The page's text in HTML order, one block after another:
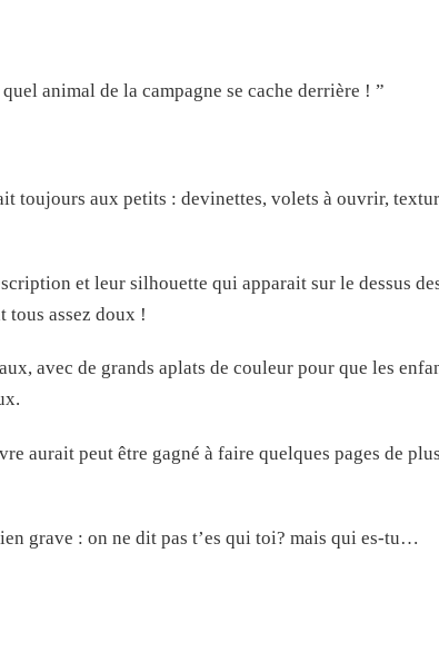
animal de la campagne se cache derrière ! ”
toujours aux petits : devinettes, volets à ouvrir,
et leur silhouette qui apparait sur le dessus
tous assez doux !
avec de grands aplats de couleur pour que les
aurait peut être gagné à faire quelques pages de
grave : on ne dit pas t’es qui toi? mais qui es-tu…